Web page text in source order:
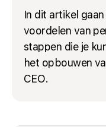
In dit artikel
voordelen van
stappen die je
het opbouwen
CEO.